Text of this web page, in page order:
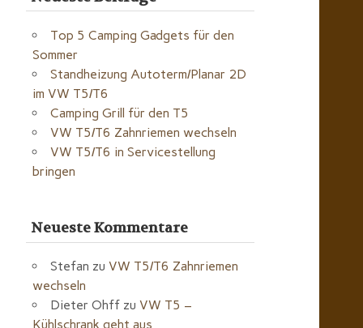
Top 5 Camping Gadgets für den
Sommer
Standheizung Autoterm/Planar 2D
im VW T5/T6
Camping Grill für den T5
VW T5/T6 Zahnriemen wechseln
VW T5/T6 in Servicestellung
bringen
Neueste Kommentare
Stefan zuVW T5/T6 Zahnriemen
wechseln
Dieter Ohff zuVW T5 –
Kühlschrank geht aus